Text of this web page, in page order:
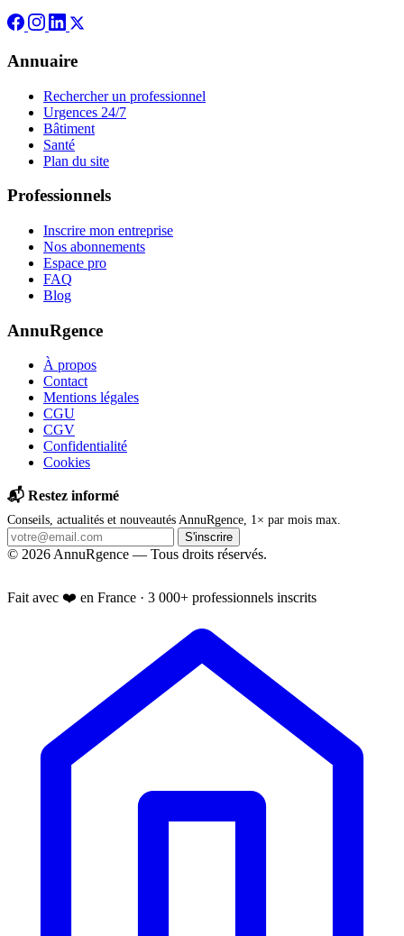
Annuaire
Rechercher un professionnel
Urgences 24/7
Bâtiment
Santé
Plan du site
Professionnels
Inscrire mon entreprise
Nos abonnements
Espace pro
FAQ
Blog
AnnuRgence
À propos
Contact
Mentions légales
CGU
CGV
Confidentialité
Cookies
📬 Restez informé
Conseils, actualités et nouveautés AnnuRgence, 1× par mois max.
S'inscrire
© 2026 AnnuRgence — Tous droits réservés.
Fait avec ❤️ en France · 3 000+ professionnels inscrits